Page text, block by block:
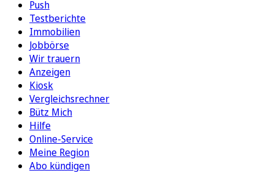
Push
Testberichte
Immobilien
Jobbörse
Wir trauern
Anzeigen
Kiosk
Vergleichsrechner
Bütz Mich
Hilfe
Online-Service
Meine Region
Abo kündigen